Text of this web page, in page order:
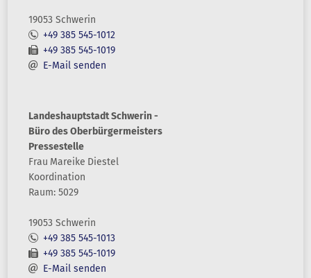
19053 Schwerin
+49 385 545-1012
+49 385 545-1019
E-Mail senden
Landeshauptstadt Schwerin -
Büro des Oberbürgermeisters
Pressestelle
Frau Mareike Diestel
Koordination
Raum: 5029
19053 Schwerin
+49 385 545-1013
+49 385 545-1019
E-Mail senden